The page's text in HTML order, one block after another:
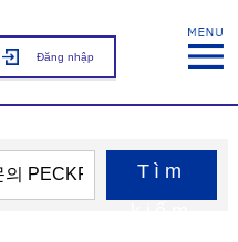
Đăng nhập
Tìm